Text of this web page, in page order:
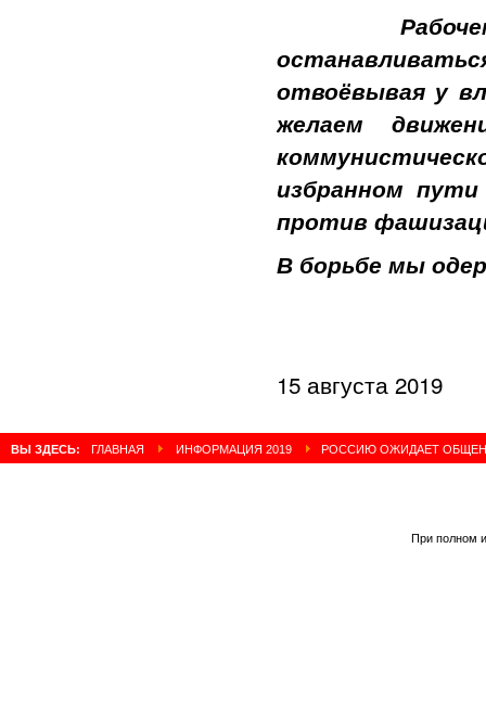
Рабочему и
отвоёвывая у
желаем
избранном
против
В борьбе мы
15 августа 2019
ВЫ ЗДЕСЬ: ГЛАВНАЯ ИНФОРМАЦИЯ 2019 РОССИЮ ОЖИДАЕТ
При полном